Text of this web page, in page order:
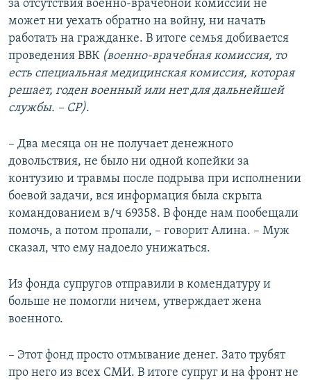
за отсутствия военно-врачебной комиссии не
может ни уехать обратно на войну, ни начать
работать на гражданке. В итоге семья добивается
проведения ВВК (военно-врачебная комиссия, то
есть специальная медицинская комиссия, которая
решает, годен военный или нет для дальнейшей
службы. – СР).
– Два месяца он не получает денежного
довольствия, не было ни одной копейки за
контузию и травмы после подрыва при исполнении
боевой задачи, вся информация была скрыта
командованием в/ч 69358. В фонде нам пообещали
помочь, а потом пропали, – говорит Алина. – Муж
сказал, что ему надоело унижаться.
Из фонда супругов отправили в комендатуру и
больше не помогли ничем, утверждает жена
военного.
– Этот фонд просто отмывание денег. Зато трубят
про него из всех СМИ. В итоге супруг и на фронт не